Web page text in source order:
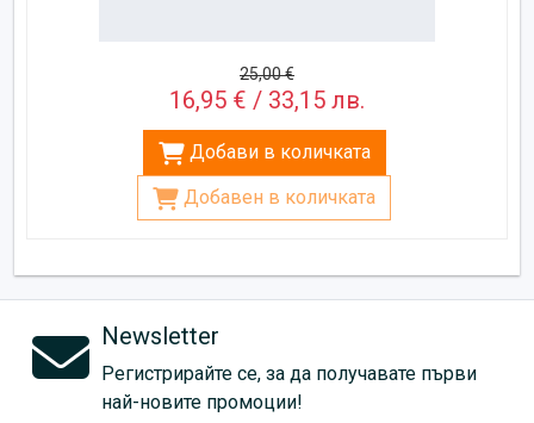
25,00 €
16,95 € / 33,15 лв.
Добави в количката
Добавен в количката
Newsletter
Регистрирайте се, за да получавате първи
най-новите промоции!